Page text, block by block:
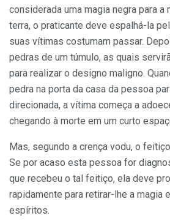
considerada uma magia negra para a
terra, o praticante deve espalhá-la
suas vítimas costumam passar.
pedras de um túmulo, as quais
para realizar o designo maligno.
pedra na porta da casa da pessoa
direcionada, a vítima começa a
chegando à morte em um curto
Mas, segundo a crença vodu, o
Se por acaso esta pessoa for
que recebeu o tal feitiço, ela deve
rapidamente para retirar-lhe a magia
espíritos.